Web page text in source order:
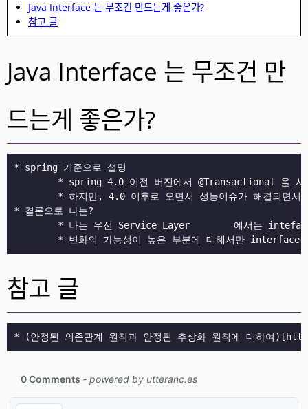
Java Interface 는 무조건 만드는게 좋은가?
참고 글
Java Interface 는 무조건 만
드는게 좋은가?
* spring 기준으로 설명
* 결론으로 나는?
참고 글